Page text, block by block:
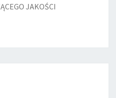
JAKOŚCI